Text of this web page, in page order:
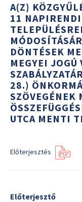
A(Z)
11
DÖNTÉSEK
MEGYEI
28.)
SZÖVEGÉNEK
UTCA MENTI
Előterjesztés
Előterjesztő